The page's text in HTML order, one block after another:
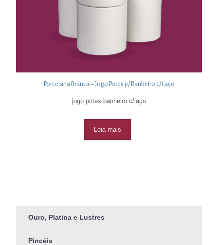
Porcelana Branca – Jogo Potes p/ Banheiro c/ Laço
jogo potes banheiro c/laço
Leia mais
Ouro, Platina e Lustres
Pincéis